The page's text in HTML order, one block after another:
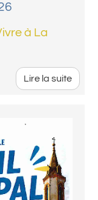
à La
Lire la suite